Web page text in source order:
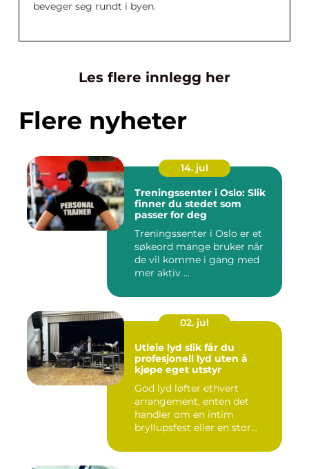
beveger seg rundt i byen.
Les flere innlegg her
Flere nyheter
14. jul
Treningssenter i Oslo: Slik
finner du stedet som
passer for deg
Treningssenter i Oslo er et
søkeord mange bruker når
de vil komme i gang med
mer aktiv ...
02. jul
Utleie lyd slik får du
profesjonell lyd uten å
kjøpe eget utstyr
God lyd løfter ethvert
arrangement, enten det
handler om en intim
bryllupsfest eller en stor